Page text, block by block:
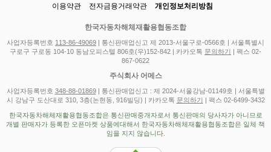
이용약관 전자금융거래약관 개인정보처리방침
한국자동차해체재활용협동조합
사업자등록번호 113-86-49069 | 통신판매업신고 제 2013-서울구로-0566호 | 서울특별시
구로구 구로동 104-10 동남오피스텔 806호(우)152-842 | 카카오톡 문의하기 | 팩스 02-
867-0622
주식회사 어메스
사업자등록번호 348-88-01869| 통신판매업신고 : 제 2024-서울강남-01149호 | 서울특별
시 강남구 도산대로 310, 3층(논현동, 916빌딩) | 카카오톡 문의하기 | 팩스 02-6499-3432
한국자동차해체재활용협동조합은 통신판매중개자로서 통신판매의 당사자가 아니므로
개별 판매자가 등록한 오픈마켓 상품에대해서 한국자동차해체재활용협동조합은 일체 책
임을 지지 않습니다.